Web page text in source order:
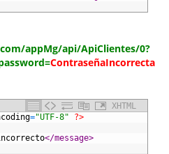
appMg/api/ApiClientes/0?
ContraseñaIncorrecta
XHTML
="UTF-8"
?>
</message>